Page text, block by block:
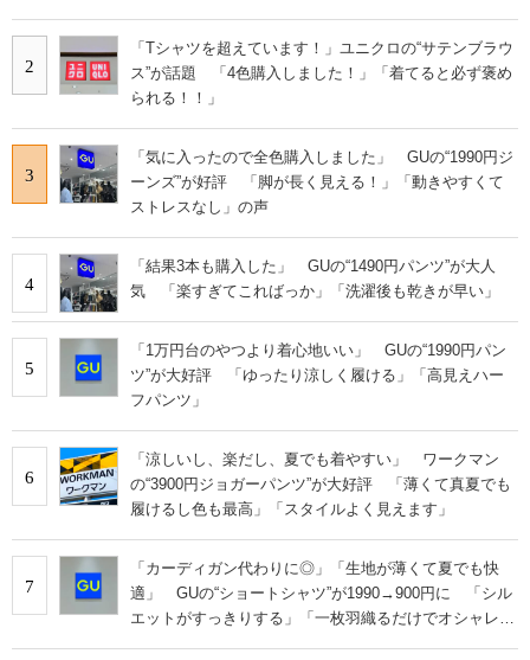
2
「Tシャツを超えています！」ユニクロの“サテンブラウ
ス”が話題 「4色購入しました！」「着てると必ず褒め
られる！！」
3
「気に入ったので全色購入しました」 GUの“1990円ジ
ーンズ”が好評 「脚が長く見える！」「動きやすくて
ストレスなし」の声
4
「結果3本も購入した」 GUの“1490円パンツ”が大人
気 「楽すぎてこればっか」「洗濯後も乾きが早い」
5
「1万円台のやつより着心地いい」 GUの“1990円パン
ツ”が大好評 「ゆったり涼しく履ける」「高見えハー
フパンツ」
6
「涼しいし、楽だし、夏でも着やすい」 ワークマン
の“3900円ジョガーパンツ”が大好評 「薄くて真夏でも
履けるし色も最高」「スタイルよく見えます」
7
「カーディガン代わりに◎」「生地が薄くて夏でも快
適」 GUの“ショートシャツ”が1990→900円に 「シル
エットがすっきりする」「一枚羽織るだけでオシャレに